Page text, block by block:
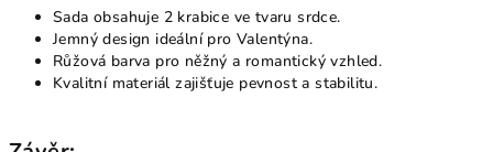
Sada obsahuje 2 krabice ve tvaru srdce.
Jemný design ideální pro Valentýna.
Růžová barva pro něžný a romantický vzhled.
Kvalitní materiál zajišťuje pevnost a stabilitu.